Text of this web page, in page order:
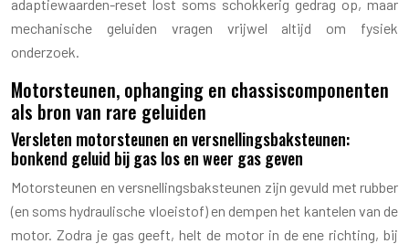
adaptiewaarden-reset lost soms schokkerig gedrag op, maar
mechanische geluiden vragen vrijwel altijd om fysiek
onderzoek.
Motorsteunen, ophanging en chassiscomponenten
als bron van rare geluiden
Versleten motorsteunen en versnellingsbaksteunen:
bonkend geluid bij gas los en weer gas geven
Motorsteunen en versnellingsbaksteunen zijn gevuld met rubber
(en soms hydraulische vloeistof) en dempen het kantelen van de
motor. Zodra je gas geeft, helt de motor in de ene richting, bij